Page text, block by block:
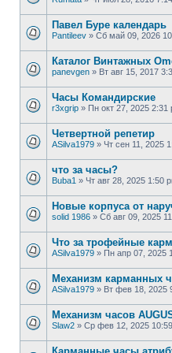
Павел Буре календарь
Pantileev » Сб май 09, 2026
Каталог Винтажных
panevgen » Вт авг 15, 2017
Часы Командирские
r3xgrip » Пн окт 27, 2025 2:31
Четвертной репетир
ASilva1979 » Чт сен 11, 2025
что за часы?
Buba1 » Чт авг 28, 2025 1:50
Новые корпуса от
solid 1986 » Сб авг 09, 2025
Что за трофейные
ASilva1979 » Пн апр 07, 2025
Механизм карманных
ASilva1979 » Вт фев 18, 2025
Механизм часов
Slaw2 » Ср фев 12, 2025